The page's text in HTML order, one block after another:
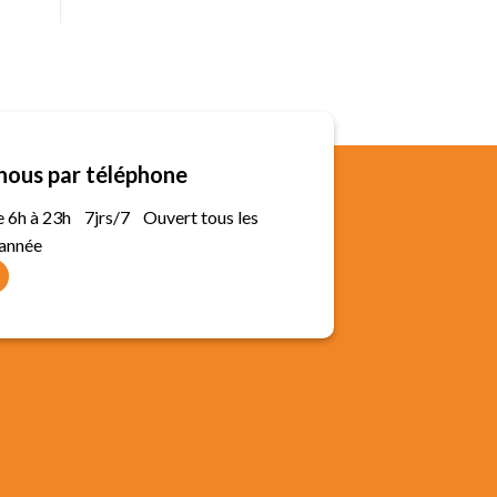
par téléphone
6h à 23h 7jrs/7 Ouvert tous les